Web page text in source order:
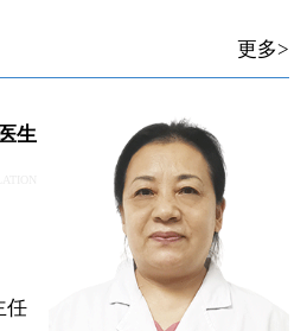
更多>
生
任